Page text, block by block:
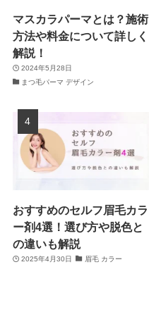
マスカラパーマとは？施術
方法や料金について詳しく
解説！
2024年5月28日
まつ毛パーマ デザイン
おすすめのセルフ眉毛カラ
ー剤4選！選び方や脱色と
の違いも解説
2025年4月30日 眉毛 カラー